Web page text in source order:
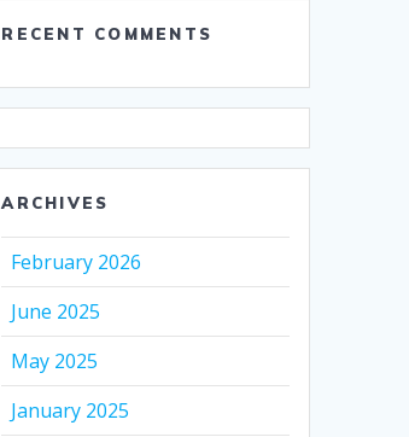
RECENT COMMENTS
ARCHIVES
February 2026
June 2025
May 2025
January 2025